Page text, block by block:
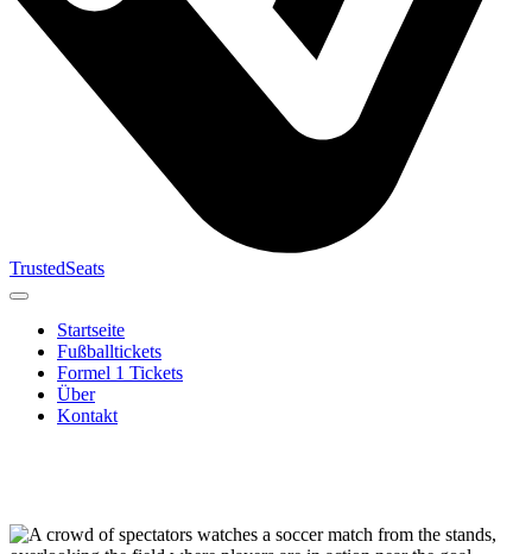
TrustedSeats
Startseite
Fußballtickets
Formel 1 Tickets
Über
Kontakt